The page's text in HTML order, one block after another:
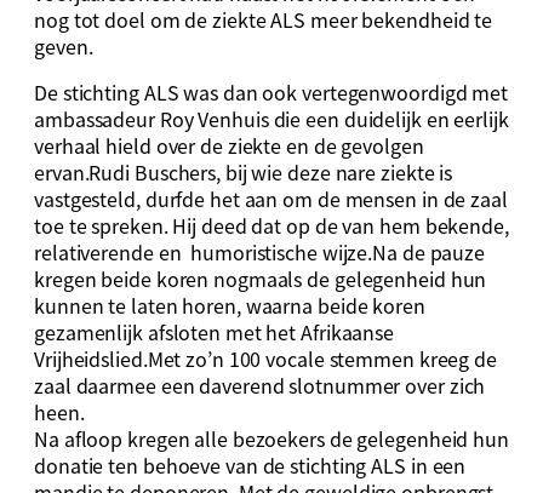
nog tot doel om de ziekte ALS meer bekendheid te
geven.
De stichting ALS was dan ook vertegenwoordigd met
ambassadeur Roy Venhuis die een duidelijk en eerlijk
verhaal hield over de ziekte en de gevolgen
ervan.Rudi Buschers, bij wie deze nare ziekte is
vastgesteld, durfde het aan om de mensen in de zaal
toe te spreken. Hij deed dat op de van hem bekende,
relativerende en humoristische wijze.Na de pauze
kregen beide koren nogmaals de gelegenheid hun
kunnen te laten horen, waarna beide koren
gezamenlijk afsloten met het Afrikaanse
Vrijheidslied.Met zo’n 100 vocale stemmen kreeg de
zaal daarmee een daverend slotnummer over zich
heen.
Na afloop kregen alle bezoekers de gelegenheid hun
donatie ten behoeve van de stichting ALS in een